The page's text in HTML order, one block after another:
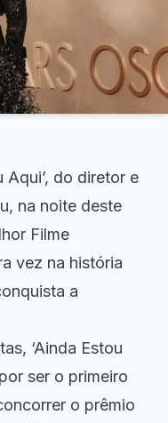
Aqui’, do diretor e
na noite deste
Filme
vez na história
a
‘Ainda Estou
ser o primeiro
o prêmio